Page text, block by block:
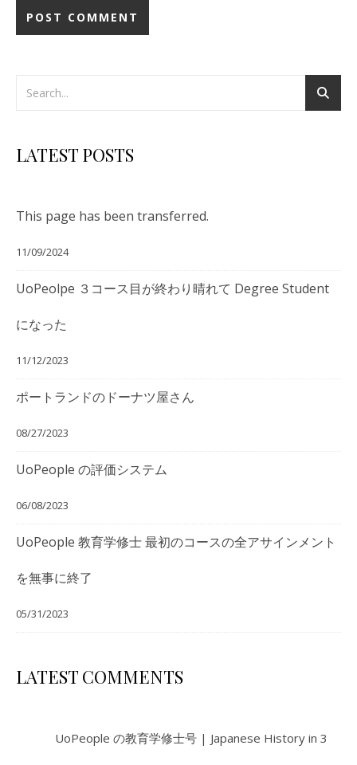
LATEST POSTS
This page has been transferred.
11/09/2024
UoPeolpe ３コース目が終わり晴れて Degree Student
になった
11/12/2023
ポートランドのドーナツ屋さん
08/27/2023
UoPeople の評価システム
06/08/2023
UoPeople 教育学修士 最初のコースの全アサインメント
を無事に終了
05/31/2023
LATEST COMMENTS
UoPeople の教育学修士号 | Japanese History in 3